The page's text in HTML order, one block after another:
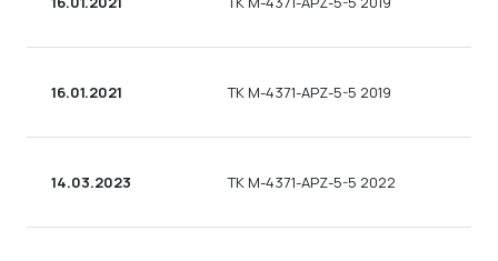
16.01.2021 TK M-4371-APZ-5-5 2019
14.03.2023 TK M-4371-APZ-5-5 2022